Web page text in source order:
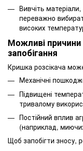
Вивчіть
переважно
високих
Можливі
запобігання
Кришка розсікача
Механічні
Підвищені
тривалому
Постійний вплив
(наприклад,
Щоб запобігти зносу,